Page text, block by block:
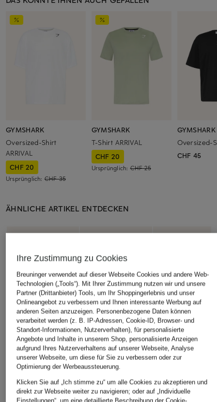
GYMSHARK
Oversized-Shirt
ARRIVAL
CHF 20
Ursprünglich: CHF 35
GYMSHARK
T-Shirt ARRIVAL
CHF 20
Ursprünglich:CHF 25
GYMSHARK
Oversized-
CHF 45
ÄHNLICHE ARTIKEL ENTDECKEN
Ihre Zustimmung zu Cookies
Breuninger verwendet auf dieser Webseite Cookies und andere Web-
Technologien („Tools“). Mit Ihrer Zustimmung nutzen wir und unsere
Partner (Drittanbieter) Tools, um Ihr Shoppingerlebnis und unser
Onlineangebot zu verbessern und Ihnen interessante Werbung auf
anderen Seiten anzuzeigen. Personenbezogene Daten können
verarbeitet werden (z. B. IP-Adressen, Cookie-ID, Browser- und
Standort-Informationen, Nutzerverhalten), für personalisierte
Angebote und Inhalte in unserem Shop, personalisierte Anzeigen
aufgrund Ihres Nutzerverhaltens auf unserer Webseite, Analyse
unserer Webseite, um diese für Sie zu verbessern oder zur
Optimierung der Werbeaussteuerung.
Klicken Sie auf „Ich stimme zu“ um alle Cookies zu akzeptieren und
direkt zur Webseite weiter zu navigieren; oder auf „Individuelle
Einstellungen“, um eine detaillierte Beschreibung der Cookie-